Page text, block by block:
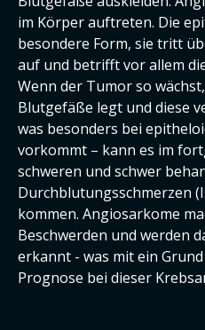
im Körper auftreten. Die
besondere Form, sie tritt
auf und betrifft vor allem
Wenn der Tumor so
Blutgefäße legt und diese
was besonders bei
vorkommt – kann es im
schweren und schwer
Durchblutungsschmerzen
kommen. Angiosarkome
Beschwerden und werden
erkannt - was mit ein
Prognose bei dieser